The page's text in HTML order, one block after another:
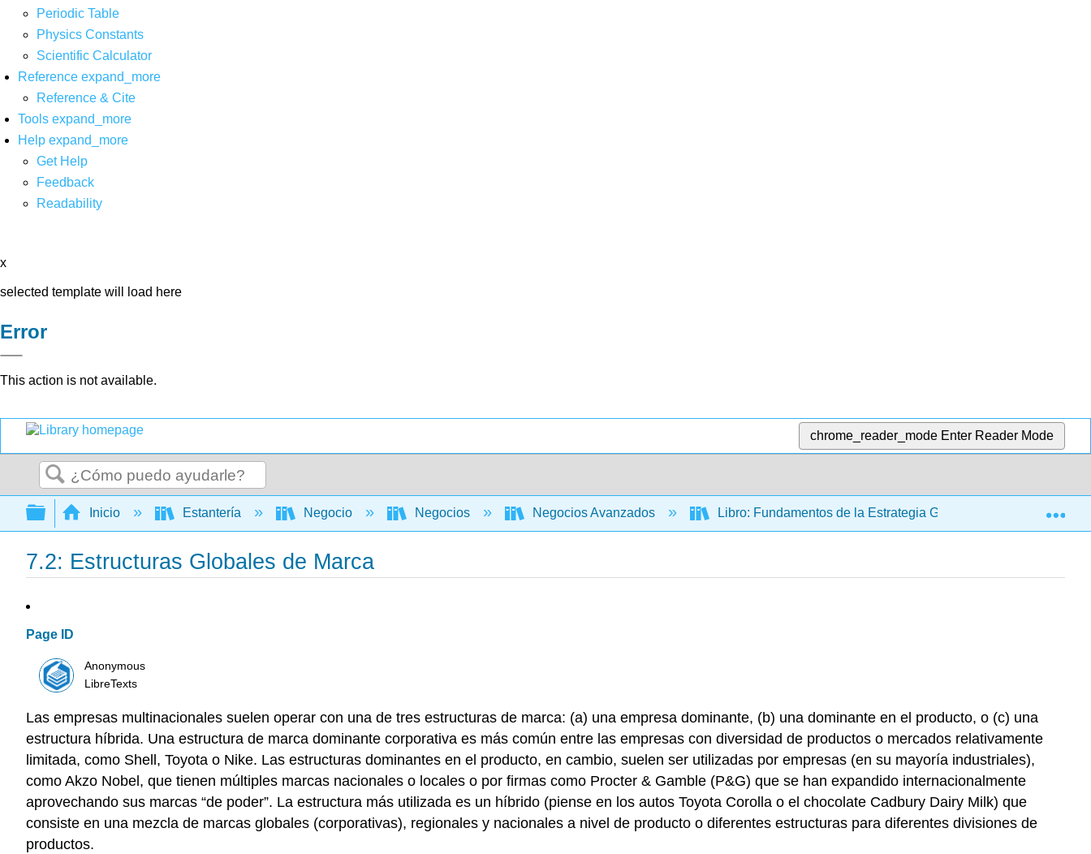
Periodic Table
Physics Constants
Scientific Calculator
Reference expand_more
Reference & Cite
Tools expand_more
Help expand_more
Get Help
Feedback
Readability
x
selected template will load here
Error
This action is not available.
chrome_reader_mode Enter Reader Mode
Buscar
Expandir/contraer jerarquía global
Inicio Estantería Negocio Negocios Negocios Avanzados Libro: Fundamentos de la Estrategia Global (de Kluyver)
7.2: Estructuras Globales de Marca
Page ID
Anonymous
LibreTexts
Las empresas multinacionales suelen operar con una de tres estructuras de marca: (a) una empresa dominante, (b) una dominante en el producto, o (c) una
estructura híbrida. Una estructura de marca dominante corporativa es más común entre las empresas con diversidad de productos o mercados relativamente
limitada, como Shell, Toyota o Nike. Las estructuras dominantes en el producto, en cambio, suelen ser utilizadas por empresas (en su mayoría industriales),
como Akzo Nobel, que tienen múltiples marcas nacionales o locales o por firmas como Procter & Gamble (P&G) que se han expandido internacionalmente
aprovechando sus marcas “de poder”. La estructura más utilizada es un híbrido (piense en los autos Toyota Corolla o el chocolate Cadbury Dairy Milk) que
consiste en una mezcla de marcas globales (corporativas), regionales y nacionales a nivel de producto o diferentes estructuras para diferentes divisiones de
productos.